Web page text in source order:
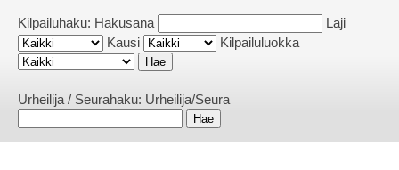
Kilpailuhaku: Hakusana
Laji
Kausi
Kilpailuluokka
Urheilija / Seurahaku: Urheilija/Seura